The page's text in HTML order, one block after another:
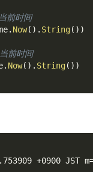
前时间
. Now( ) . String( ) )
前时间
. Now( ) . String( ) )
+0900 JST